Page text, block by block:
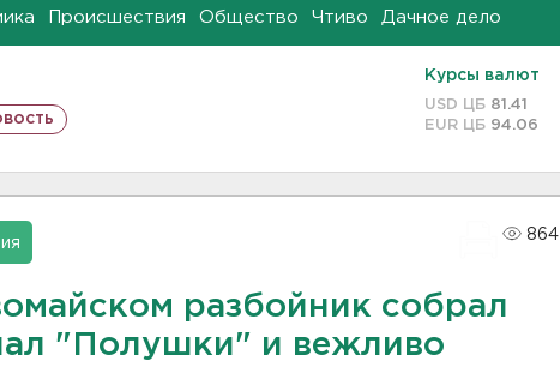
Происшествия Общество Чтиво Дачное дело
Курсы валют
USD ЦБ 81.41
EUR ЦБ 94.06
864
разбойник собрал
"Полушки" и вежливо